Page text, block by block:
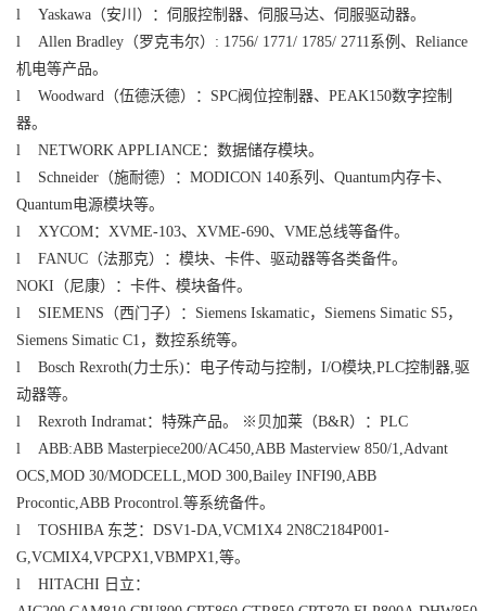
l Yaskawa（安川）：伺服控制器、伺服马达、伺服驱动器。
l Allen Bradley（罗克韦尔）: 1756/ 1771/ 1785/ 2711系例、Reliance
机电等产品。
l Woodward（伍德沃德）：SPC阀位控制器、PEAK150数字控制
器。
l NETWORK APPLIANCE：数据储存模块。
l Schneider（施耐德）：MODICON 140系列、Quantum内存卡、
Quantum电源模块等。
l XYCOM：XVME-103、XVME-690、VME总线等备件。
l FANUC（法那克）：模块、卡件、驱动器等各类备件。
NOKI（尼康）：卡件、模块备件。
l SIEMENS（西门子）：Siemens Iskamatic，Siemens Simatic S5，
Siemens Simatic C1，数控系统等。
l Bosch Rexroth(力士乐)：电子传动与控制，I/O模块,PLC控制器,驱
动器等。
l Rexroth Indramat：特殊产品。 ※贝加莱（B&R）：PLC
l ABB:ABB Masterpiece200/AC450,ABB Masterview 850/1,Advant
OCS,MOD 30/MODCELL,MOD 300,Bailey INFI90,ABB
Procontic,ABB Procontrol.等系统备件。
l TOSHIBA 东芝：DSV1-DA,VCM1X4 2N8C2184P001-
G,VCMIX4,VPCPX1,VBMPX1,等。
l HITACHI 日立：